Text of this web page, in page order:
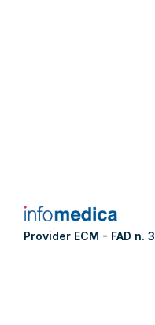
Provider ECM - FAD n. 3